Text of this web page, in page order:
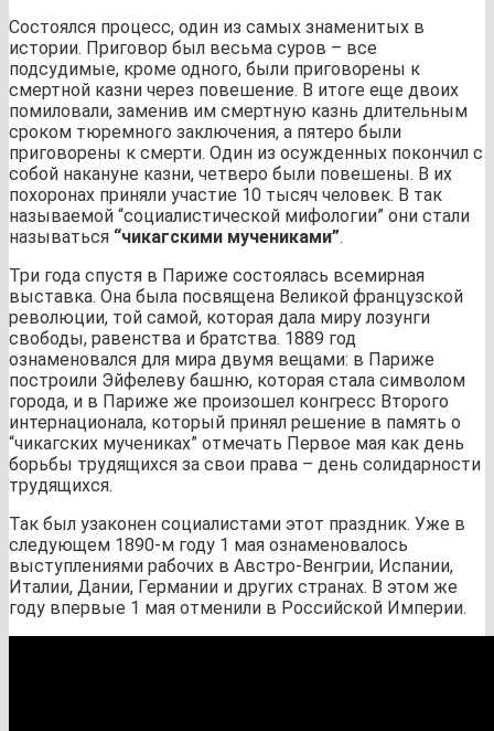
Состоялся процесс, один из самых знаменитых в
истории. Приговор был весьма суров – все
подсудимые, кроме одного, были приговорены к
смертной казни через повешение. В итоге еще двоих
помиловали, заменив им смертную казнь длительным
сроком тюремного заключения, а пятеро были
приговорены к смерти. Один из осужденных покончил с
собой накануне казни, четверо были повешены. В их
похоронах приняли участие 10 тысяч человек. В так
называемой “социалистической мифологии” они стали
называться “чикагскими мучениками”.
Три года спустя в Париже состоялась всемирная
выставка. Она была посвящена Великой французской
революции, той самой, которая дала миру лозунги
свободы, равенства и братства. 1889 год
ознаменовался для мира двумя вещами: в Париже
построили Эйфелеву башню, которая стала символом
города, и в Париже же произошел конгресс Второго
интернационала, который принял решение в память о
“чикагских мучениках” отмечать Первое мая как день
борьбы трудящихся за свои права – день солидарности
трудящихся.
Так был узаконен социалистами этот праздник. Уже в
следующем 1890-м году 1 мая ознаменовалось
выступлениями рабочих в Австро-Венгрии, Испании,
Италии, Дании, Германии и других странах. В этом же
году впервые 1 мая отменили в Российской Империи.